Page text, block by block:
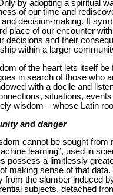
by adopting a spiritual
of our time and
decision-making. It
place of our encounter
decisions and their
within a larger
of the heart lets itself
in search of those who
with a docile and
situations,
wisdom – whose Latin
and danger
cannot be sought from
learning”, used in
possess a limitlessly
making sense of that
from the slumber induced
subjects, detached